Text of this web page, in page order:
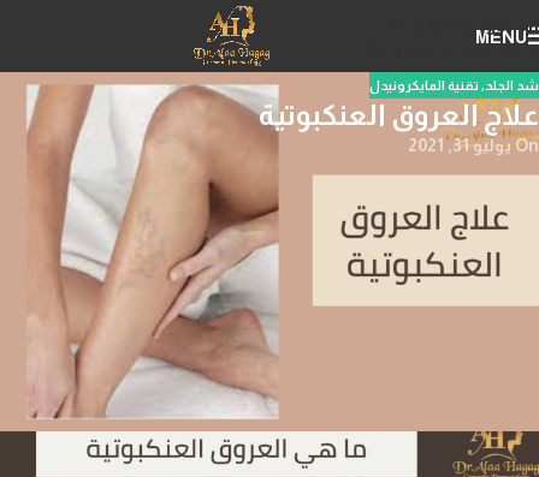
Skip to navigation
MENU
شد الجلد, تقنية المايكرونيدل
علاج العروق العنكبوتية
On يوليو 31, 2021
علاج العروق العنكبوتية
علاج العروق العنكبوتية من الأشياء التي لا يوجد لها حل جزري، ولكن يمكن
تفادي ظهورها من خلال الوعي الكافي بها وبأسبابه وبالطرق التي تقلل من
احتمالات الإصابة بها، ف
الدوالي العنكبوتيةتتشابه كثيرا ما الدوالي المتعارف
عليها بين الناس مع اختلاف في درجة المرض.
ما هي العروق العنكبوتية؟